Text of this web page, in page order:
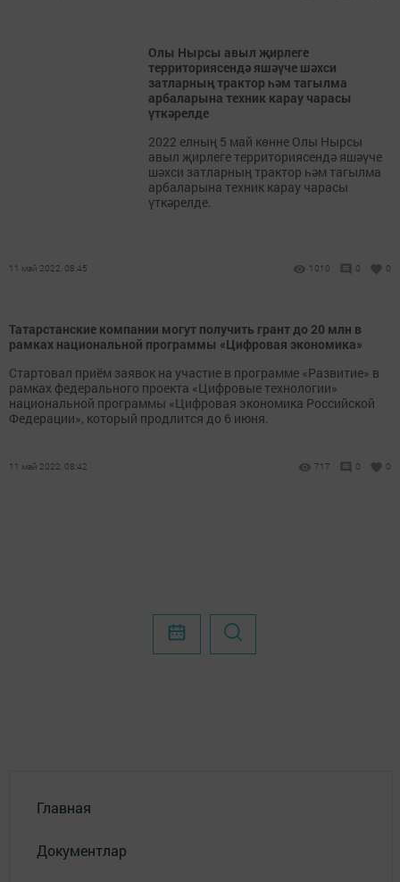
Олы Нырсы авыл җирлеге
территориясендә яшәүче шәхси
затларның трактор һәм тагылма
арбаларына техник карау чарасы
үткәрелде
2022 елның 5 май көнне Олы Нырсы
авыл җирлеге территориясендә яшәүче
шәхси затларның трактор һәм тагылма
арбаларына техник карау чарасы
үткәрелде.
11 май 2022, 08:45 1010 0 0
Татарстанские компании могут получить грант до 20 млн в
рамках национальной программы «Цифровая экономика»
Стартовал приём заявок на участие в программе «Развитие» в
рамках федерального проекта «Цифровые технологии»
национальной программы «Цифровая экономика Российской
Федерации», который продлится до 6 июня.
11 май 2022, 08:42 717 0 0
Главная
Документлар